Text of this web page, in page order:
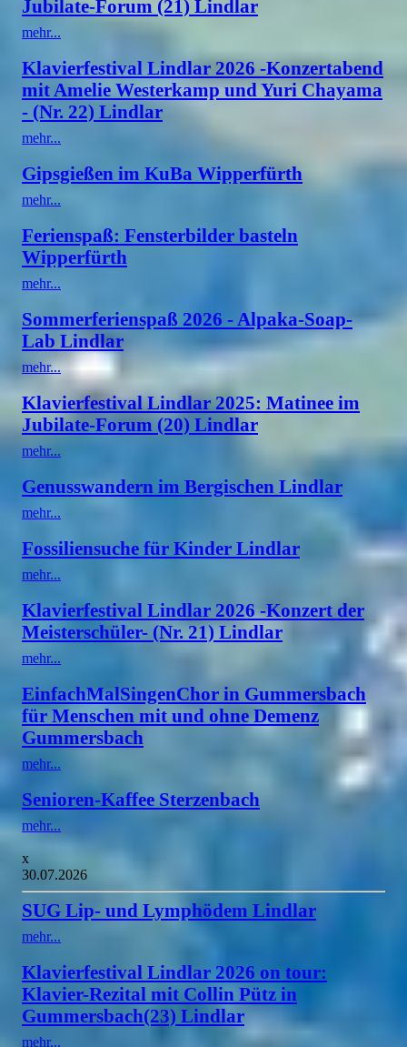
Jubilate-Forum (21) Lindlar
mehr...
Klavierfestival Lindlar 2026 -Konzertabend
mit Amelie Westerkamp und Yuri Chayama
- (Nr. 22) Lindlar
mehr...
Gipsgießen im KuBa Wipperfürth
mehr...
Ferienspaß: Fensterbilder basteln
Wipperfürth
mehr...
Sommerferienspaß 2026 - Alpaka-Soap-
Lab Lindlar
mehr...
Klavierfestival Lindlar 2025: Matinee im
Jubilate-Forum (20) Lindlar
mehr...
Genusswandern im Bergischen Lindlar
mehr...
Fossiliensuche für Kinder Lindlar
mehr...
Klavierfestival Lindlar 2026 -Konzert der
Meisterschüler- (Nr. 21) Lindlar
mehr...
EinfachMalSingenChor in Gummersbach
für Menschen mit und ohne Demenz
Gummersbach
mehr...
Senioren-Kaffee Sterzenbach
mehr...
x
30.07.2026
SUG Lip- und Lymphödem Lindlar
mehr...
Klavierfestival Lindlar 2026 on tour:
Klavier-Rezital mit Collin Pütz in
Gummersbach(23) Lindlar
mehr...